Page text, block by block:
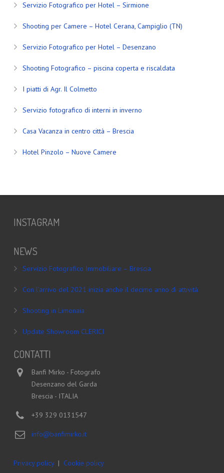
Servizio Fotografico per Hotel – Sirmione
Shooting per Camere – Hotel Cerana, Campiglio (TN)
Servizio Fotografico per Hotel – Desenzano
Shooting Fotografico – piscina coperta e riscaldata
I piatti di Agr. Il Colmetto
Servizio fotografico di interni in inverno
Casa Vacanza in centro città – Brescia
Hotel Pinzolo – Nuove Camere
INSTAGRAM
NEWS
Servizio Fotografico Immobiliare – Brescia
Con l’arrivo del 2021 inizia anche il decimo anno di attività
Shooting in Limonaia
Update Showroom CLERICI
CONTATTI
Banfi Mirko - Fotografo
Desenzano del Garda
Brescia - ITALIA
+39 329 0131547
info@banfimirko.it
Privacy policy| Cookie policy